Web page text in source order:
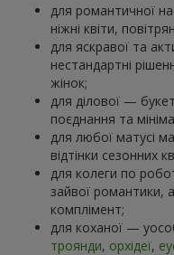
для романтичної
ніжні квіти,
для яскравої та
нестандартні
жінок;
для ділової — букет
поєднання та
для любої матусі
відтінки сезонних
для колеги по
зайвої романтики,
комплімент;
для коханої —
троянди, орхідеї,